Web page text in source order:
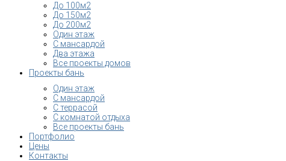
До 100м2
До 150м2
До 200м2
Один этаж
С мансардой
Два этажа
Все проекты домов
Проекты бань
Один этаж
С мансардой
С террасой
С комнатой отдыха
Все проекты бань
Портфолио
Цены
Контакты